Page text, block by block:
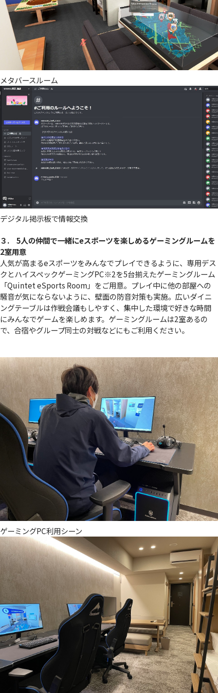
メタバースルーム
デジタル掲示板で情報交換
３. 5人の仲間で一緒にeスポーツを楽しめるゲーミングルームを
2室用意
人気が高まるeスポーツをみんなでプレイできるように、専用デス
クとハイスペックゲーミングPC※2を5台揃えたゲーミングルーム
「Quintet eSports Room」をご用意。プレイ中に他の部屋への
騒音が気にならないように、壁面の防音対策も実施。広いダイニ
ングテーブルは作戦会議もしやすく、集中した環境で好きな時間
にみんなでゲームを楽しめます。ゲーミングルームは2室あるの
で、合宿やグループ同士の対戦などにもご利用ください。
ゲーミングPC利用シーン